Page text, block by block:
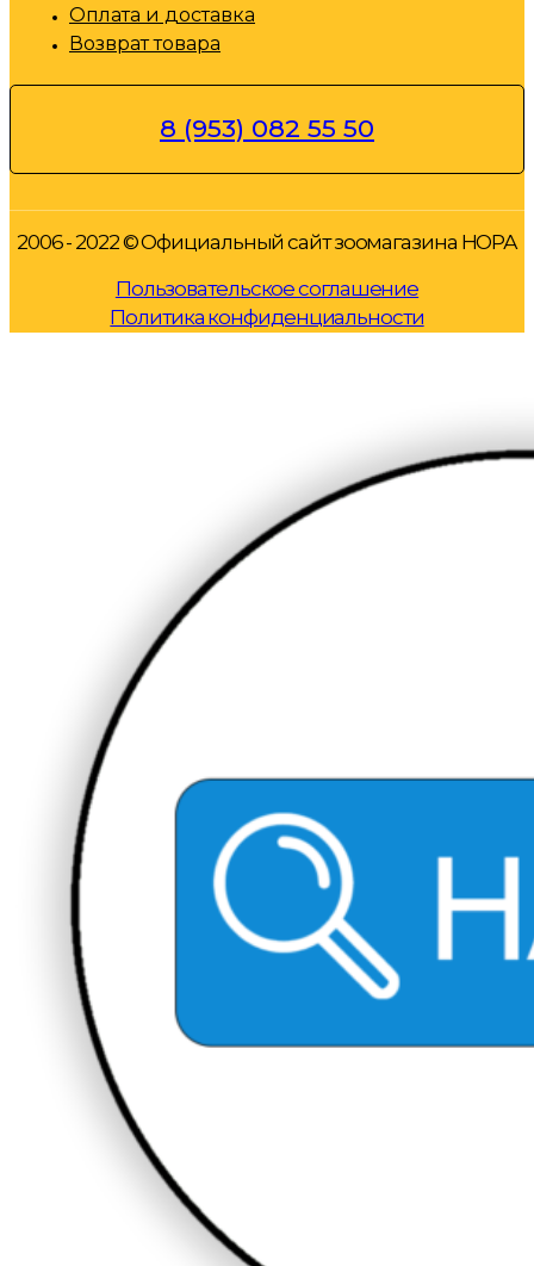
Оплата и доставка
Возврат товара
8 (953) 082 55 50
2006 - 2022 © Официальный сайт зоомагазина НОРА
Пользовательское соглашение
Политика конфиденциальности